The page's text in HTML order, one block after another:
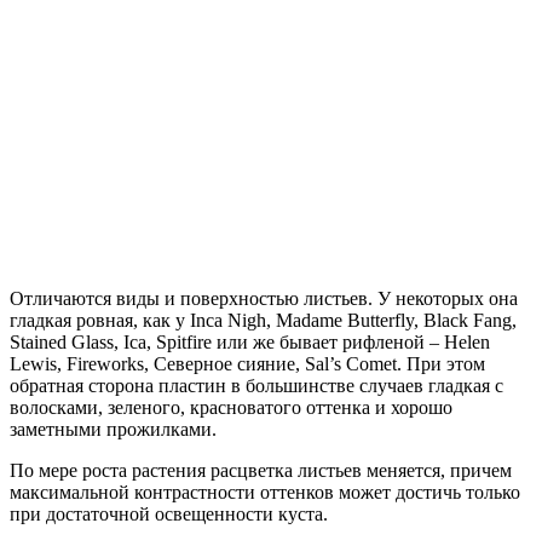
Отличаются виды и поверхностью листьев. У некоторых она
гладкая ровная, как у Inca Nigh, Madame Butterfly, Black Fang,
Stained Glass, Ica, Spitfire или же бывает рифленой – Helen
Lewis, Fireworks, Ceвepнoe cияниe, Sal’s Comet. При этом
обратная сторона пластин в большинстве случаев гладкая с
волосками, зеленого, красноватого оттенка и хорошо
заметными прожилками.
По мере роста растения расцветка листьев меняется, причем
максимальной контрастности оттенков может достичь только
при достаточной освещенности куста.